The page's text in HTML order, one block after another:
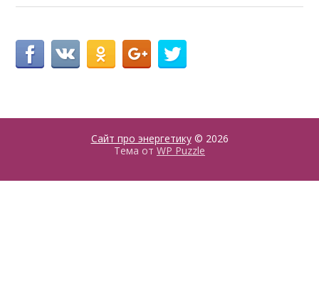
Сайт про энергетику© 2026
Тема от WP Puzzle